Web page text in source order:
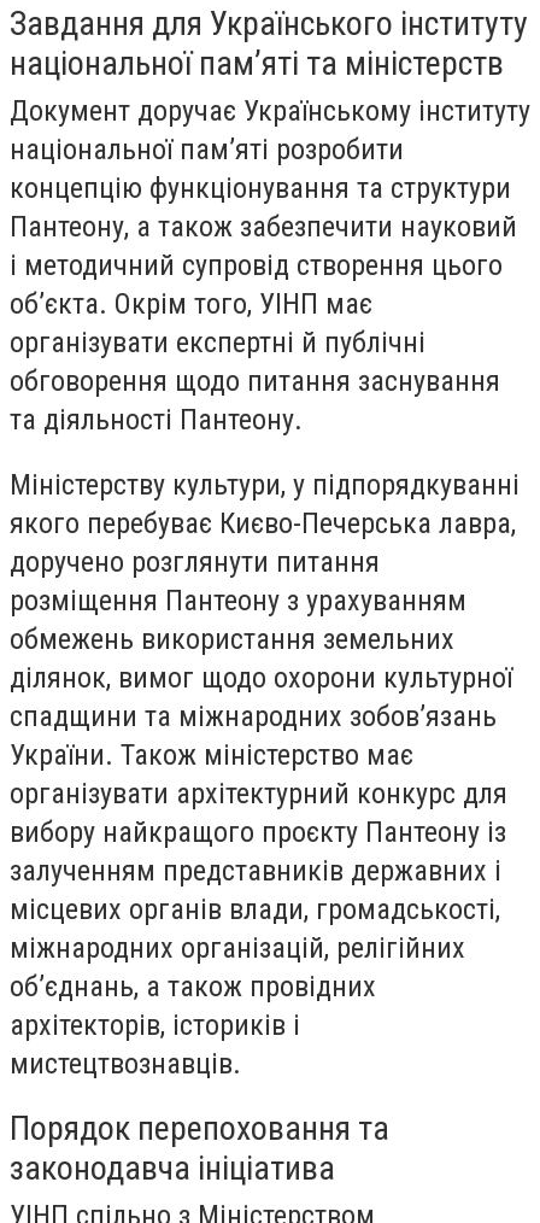
Завдання для Українського інституту
національної пам’яті та міністерств
Документ доручає Українському інституту
національної пам’яті розробити
концепцію функціонування та структури
Пантеону, а також забезпечити науковий
і методичний супровід створення цього
об’єкта. Окрім того, УІНП має
організувати експертні й публічні
обговорення щодо питання заснування
та діяльності Пантеону.
Міністерству культури, у підпорядкуванні
якого перебуває Києво-Печерська лавра,
доручено розглянути питання
розміщення Пантеону з урахуванням
обмежень використання земельних
ділянок, вимог щодо охорони культурної
спадщини та міжнародних зобов’язань
України. Також міністерство має
організувати архітектурний конкурс для
вибору найкращого проєкту Пантеону із
залученням представників державних і
місцевих органів влади, громадськості,
міжнародних організацій, релігійних
об’єднань, а також провідних
архітекторів, істориків і
мистецтвознавців.
Порядок перепоховання та
законодавча ініціатива
УІНП спільно з Міністерством